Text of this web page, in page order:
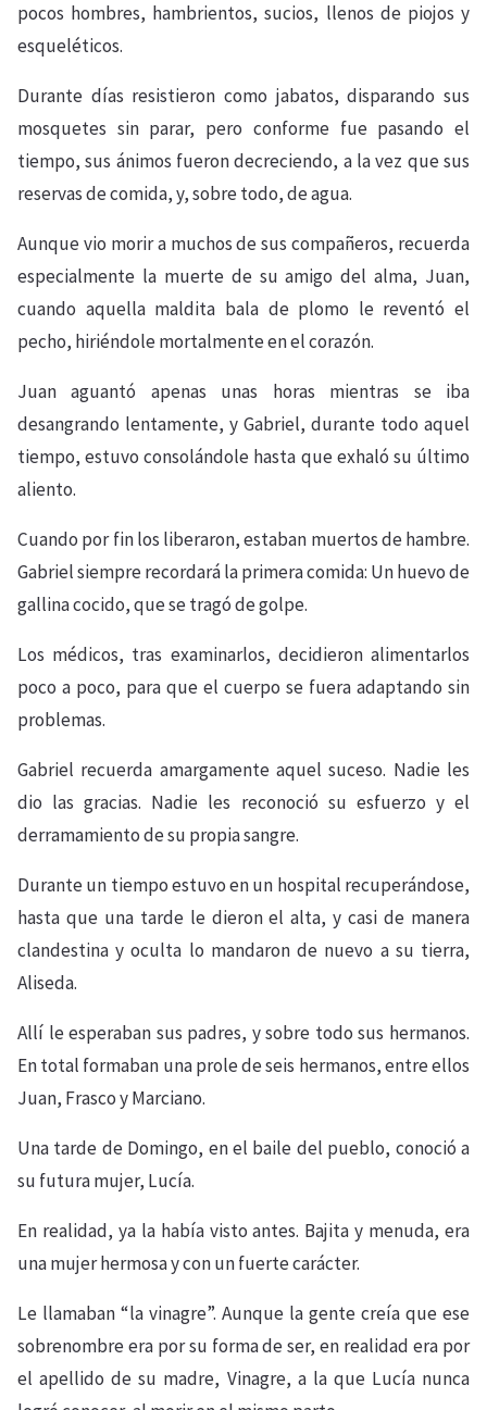
pocos hombres, hambrientos, sucios, llenos de piojos y
esqueléticos.
Durante días resistieron como jabatos, disparando sus
mosquetes sin parar, pero conforme fue pasando el
tiempo, sus ánimos fueron decreciendo, a la vez que sus
reservas de comida, y, sobre todo, de agua.
Aunque vio morir a muchos de sus compañeros, recuerda
especialmente la muerte de su amigo del alma, Juan,
cuando aquella maldita bala de plomo le reventó el
pecho, hiriéndole mortalmente en el corazón.
Juan aguantó apenas unas horas mientras se iba
desangrando lentamente, y Gabriel, durante todo aquel
tiempo, estuvo consolándole hasta que exhaló su último
aliento.
Cuando por fin los liberaron, estaban muertos de hambre.
Gabriel siempre recordará la primera comida: Un huevo de
gallina cocido, que se tragó de golpe.
Los médicos, tras examinarlos, decidieron alimentarlos
poco a poco, para que el cuerpo se fuera adaptando sin
problemas.
Gabriel recuerda amargamente aquel suceso. Nadie les
dio las gracias. Nadie les reconoció su esfuerzo y el
derramamiento de su propia sangre.
Durante un tiempo estuvo en un hospital recuperándose,
hasta que una tarde le dieron el alta, y casi de manera
clandestina y oculta lo mandaron de nuevo a su tierra,
Aliseda.
Allí le esperaban sus padres, y sobre todo sus hermanos.
En total formaban una prole de seis hermanos, entre ellos
Juan, Frasco y Marciano.
Una tarde de Domingo, en el baile del pueblo, conoció a
su futura mujer, Lucía.
En realidad, ya la había visto antes. Bajita y menuda, era
una mujer hermosa y con un fuerte carácter.
Le llamaban “la vinagre”. Aunque la gente creía que ese
sobrenombre era por su forma de ser, en realidad era por
el apellido de su madre, Vinagre, a la que Lucía nunca